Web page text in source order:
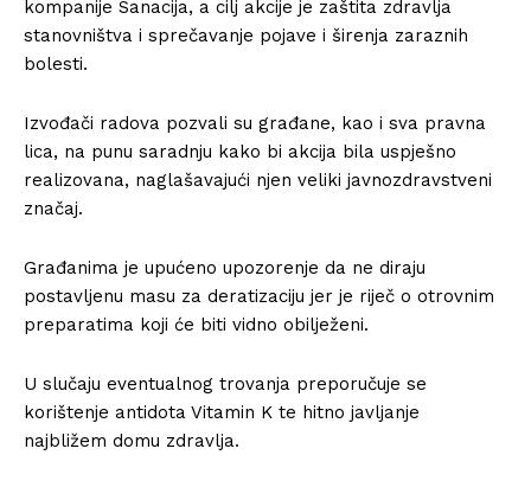
kompanije Sanacija, a cilj akcije je zaštita zdravlja
stanovništva i sprečavanje pojave i širenja zaraznih
bolesti.
Izvođači radova pozvali su građane, kao i sva pravna
lica, na punu saradnju kako bi akcija bila uspješno
realizovana, naglašavajući njen veliki javnozdravstveni
značaj.
Građanima je upućeno upozorenje da ne diraju
postavljenu masu za deratizaciju jer je riječ o otrovnim
preparatima koji će biti vidno obilježeni.
U slučaju eventualnog trovanja preporučuje se
korištenje antidota Vitamin K te hitno javljanje
najbližem domu zdravlja.